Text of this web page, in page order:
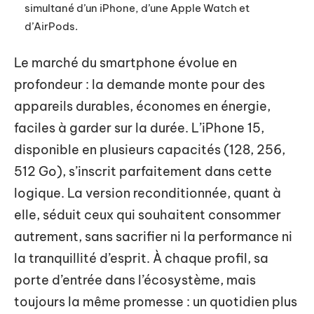
simultané d’un iPhone, d’une Apple Watch et
d’AirPods.
Le marché du smartphone évolue en
profondeur : la demande monte pour des
appareils durables, économes en énergie,
faciles à garder sur la durée. L’iPhone 15,
disponible en plusieurs capacités (128, 256,
512 Go), s’inscrit parfaitement dans cette
logique. La version reconditionnée, quant à
elle, séduit ceux qui souhaitent consommer
autrement, sans sacrifier ni la performance ni
la tranquillité d’esprit. À chaque profil, sa
porte d’entrée dans l’écosystème, mais
toujours la même promesse : un quotidien plus